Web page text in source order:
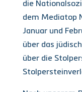
die
dem Mediatop
Januar und
über das
über die